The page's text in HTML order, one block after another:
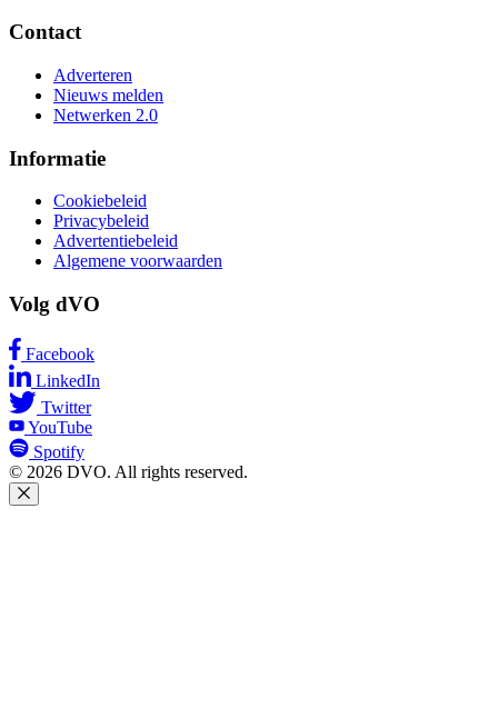
Contact
Adverteren
Nieuws melden
Netwerken 2.0
Informatie
Cookiebeleid
Privacybeleid
Advertentiebeleid
Algemene voorwaarden
Volg dVO
Facebook
LinkedIn
Twitter
YouTube
Spotify
© 2026 DVO. All rights reserved.